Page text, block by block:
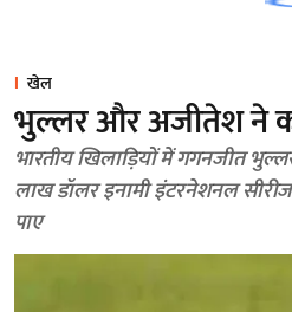
खेल
भुल्लर और अजीतेश ने
भारतीय खिलाड़ियों में गगनजीत
लाख डॉलर इनामी इंटरनेशनल
पाए